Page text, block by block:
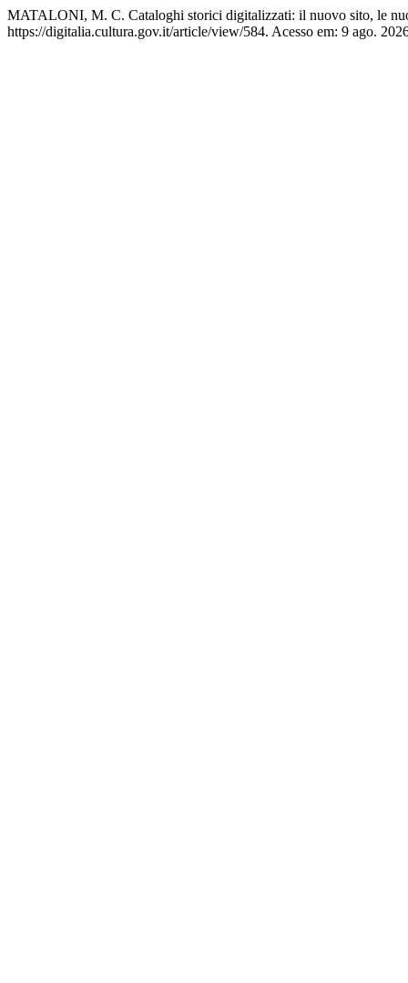
MATALONI, M. C. Cataloghi storici digitalizzati: il nuovo sito, le
https://digitalia.cultura.gov.it/article/view/584. Acesso em: 9 ago.